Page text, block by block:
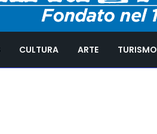
CULTURA ARTE TURISMO